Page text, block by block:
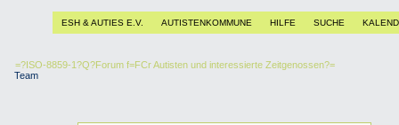
ESH & AUTIES E.V. AUTISTENKOMMUNE HILFE SUCHE
=?ISO-8859-1?Q?Forum f=FCr Autisten und interessierte Zeitgenossen?=
Team